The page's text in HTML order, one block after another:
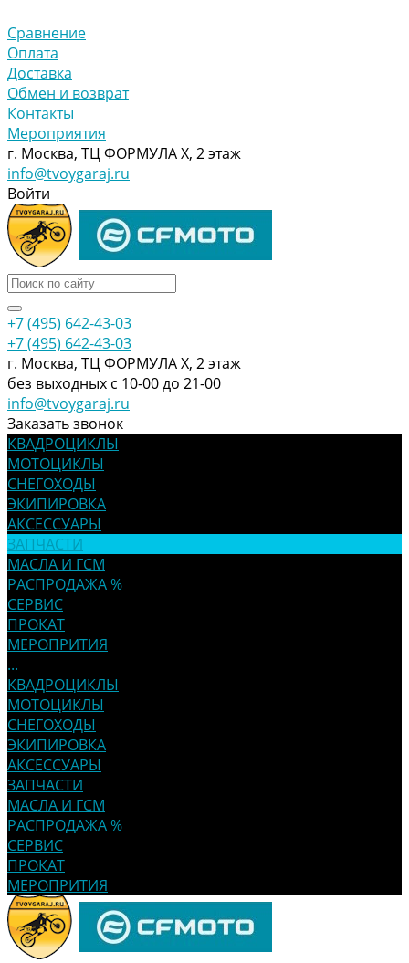
Сравнение
Оплата
Доставка
Обмен и возврат
Контакты
Мероприятия
г. Москва, ТЦ ФОРМУЛА Х, 2 этаж
info@tvoygaraj.ru
Войти
+7 (495) 642-43-03
+7 (495) 642-43-03
г. Москва, ТЦ ФОРМУЛА Х, 2 этаж
без выходных с 10-00 до 21-00
info@tvoygaraj.ru
Заказать звонок
КВАДРОЦИКЛЫ
МОТОЦИКЛЫ
СНЕГОХОДЫ
ЭКИПИРОВКА
АКСЕССУАРЫ
ЗАПЧАСТИ
МАСЛА И ГСМ
РАСПРОДАЖА %
СЕРВИС
ПРОКАТ
МЕРОПРИТИЯ
...
КВАДРОЦИКЛЫ
МОТОЦИКЛЫ
СНЕГОХОДЫ
ЭКИПИРОВКА
АКСЕССУАРЫ
ЗАПЧАСТИ
МАСЛА И ГСМ
РАСПРОДАЖА %
СЕРВИС
ПРОКАТ
МЕРОПРИТИЯ